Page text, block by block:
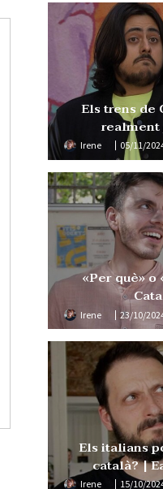
Els trens de
realment
Irene 05/11/
«Per què» o
Irene 23/10/
Els italians
català? |
Irene 15/10/